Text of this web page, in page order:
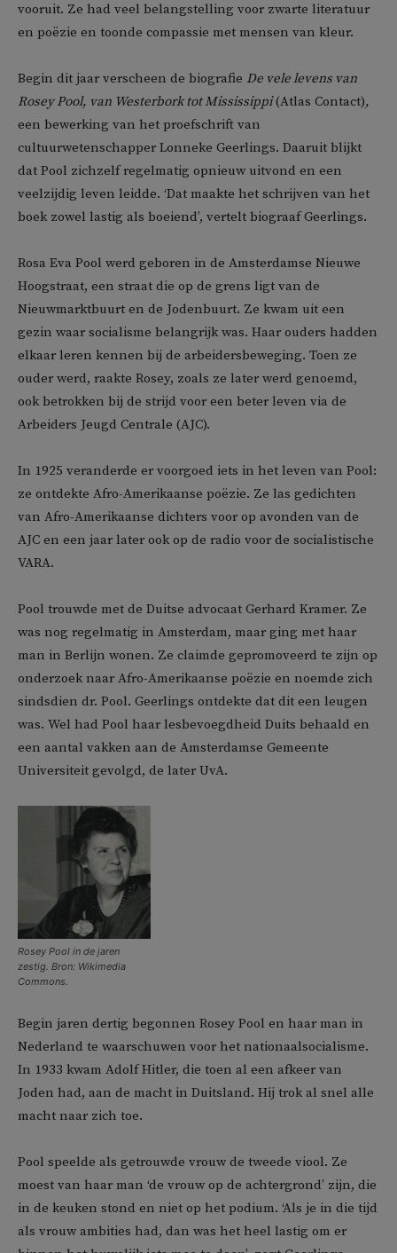
vooruit. Ze had veel belangstelling voor zwarte literatuur
en poëzie en toonde compassie met mensen van kleur.
Begin dit jaar verscheen de biografie De vele levens van
Rosey Pool, van Westerbork tot Mississippi(Atlas Contact),
een bewerking van het proefschrift van
cultuurwetenschapper Lonneke Geerlings. Daaruit blijkt
dat Pool zichzelf regelmatig opnieuw uitvond en een
veelzijdig leven leidde. ‘Dat maakte het schrijven van het
boek zowel lastig als boeiend’, vertelt biograaf Geerlings.
Rosa Eva Pool werd geboren in de Amsterdamse Nieuwe
Hoogstraat, een straat die op de grens ligt van de
Nieuwmarktbuurt en de Jodenbuurt. Ze kwam uit een
gezin waar socialisme belangrijk was. Haar ouders hadden
elkaar leren kennen bij de arbeidersbeweging. Toen ze
ouder werd, raakte Rosey, zoals ze later werd genoemd,
ook betrokken bij de strijd voor een beter leven via de
Arbeiders Jeugd Centrale (AJC).
In 1925 veranderde er voorgoed iets in het leven van Pool:
ze ontdekte Afro-Amerikaanse poëzie. Ze las gedichten
van Afro-Amerikaanse dichters voor op avonden van de
AJC en een jaar later ook op de radio voor de socialistische
VARA.
Pool trouwde met de Duitse advocaat Gerhard Kramer. Ze
was nog regelmatig in Amsterdam, maar ging met haar
man in Berlijn wonen. Ze claimde gepromoveerd te zijn op
onderzoek naar Afro-Amerikaanse poëzie en noemde zich
sindsdien dr. Pool. Geerlings ontdekte dat dit een leugen
was. Wel had Pool haar lesbevoegdheid Duits behaald en
een aantal vakken aan de Amsterdamse Gemeente
Universiteit gevolgd, de later UvA.
Rosey Pool in de jaren
zestig. Bron: Wikimedia
Commons.
Begin jaren dertig begonnen Rosey Pool en haar man in
Nederland te waarschuwen voor het nationaalsocialisme.
In 1933 kwam Adolf Hitler, die toen al een afkeer van
Joden had, aan de macht in Duitsland. Hij trok al snel alle
macht naar zich toe.
Pool speelde als getrouwde vrouw de tweede viool. Ze
moest van haar man ‘de vrouw op de achtergrond’ zijn, die
in de keuken stond en niet op het podium. ‘Als je in die tijd
als vrouw ambities had, dan was het heel lastig om er